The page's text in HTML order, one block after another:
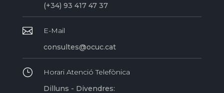
(+34) 93 417 47 37

E-Mail
consultes@ocuc.cat
}
Horari Atenció Telefònica
Dilluns - Divendres: